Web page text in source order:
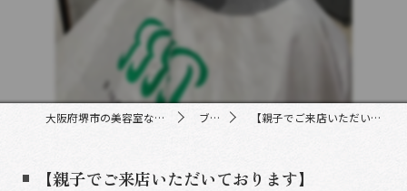
大阪府堺市の美容室ならFor-Relive ブログ 【親子でご来店いただいております】
【親子でご来店いただいております】